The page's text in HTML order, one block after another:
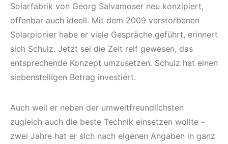
Solarfabrik von Georg Salvamoser neu konzipiert,
offenbar auch ideell. Mit dem 2009 verstorbenen
Solarpionier habe er viele Gespräche geführt, erinnert
sich Schulz. Jetzt sei die Zeit reif gewesen, das
entsprechende Konzept umzusetzen. Schulz hat einen
siebenstelligen Betrag investiert.
Auch weil er neben der umweltfreundlichsten
zugleich auch die beste Technik einsetzen wollte –
zwei Jahre hat er sich nach eigenen Angaben in ganz